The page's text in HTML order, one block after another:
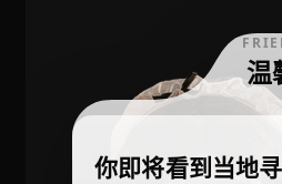
温
你即将看到当地